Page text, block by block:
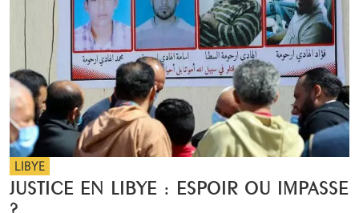
LIBYE
JUSTICE EN LIBYE : ESPOIR OU IMPASSE
?